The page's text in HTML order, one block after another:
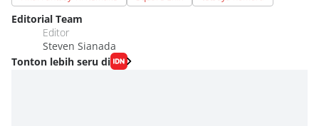
Editorial Team
Editor
Steven Sianada
Tonton lebih seru di